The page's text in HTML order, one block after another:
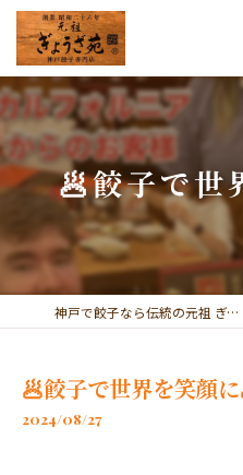
🥟餃子で世
神戸で餃子なら伝統の元祖 ぎょうざ苑
🥟餃子で世界を笑顔
2024/08/27